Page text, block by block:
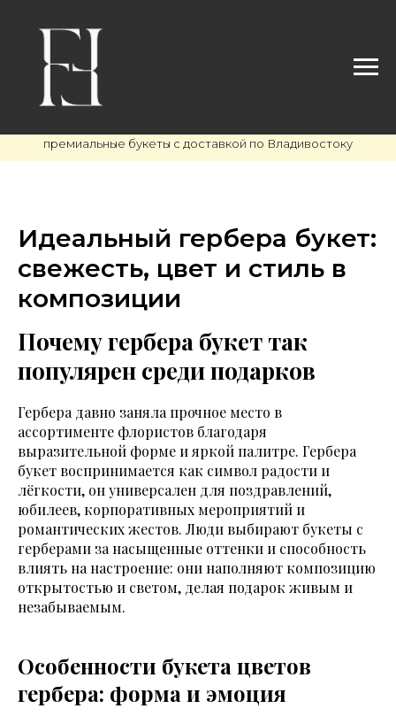
премиальные букеты с доставкой по Владивостоку
Идеальный гербера букет:
свежесть, цвет и стиль в
композиции
Почему гербера букет так
популярен среди подарков
Гербера давно заняла прочное место в
ассортименте флористов благодаря
выразительной форме и яркой палитре. Гербера
букет воспринимается как символ радости и
лёгкости, он универсален для поздравлений,
юбилеев, корпоративных мероприятий и
романтических жестов. Люди выбирают букеты с
герберами за насыщенные оттенки и способность
влиять на настроение: они наполняют композицию
открытостью и светом, делая подарок живым и
незабываемым.
Особенности букета цветов
гербера: форма и эмоция